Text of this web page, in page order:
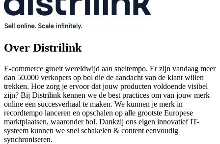
Over Distrilink
E-commerce groeit wereldwijd aan sneltempo. Er zijn vandaag meer
dan 50.000 verkopers op bol die de aandacht van de klant willen
trekken. Hoe zorg je ervoor dat jouw producten voldoende visibel
zijn? Bij Distrilink kennen we de best practices om van jouw merk
online een succesverhaal te maken. We kunnen je merk in
recordtempo lanceren en opschalen op alle grootste Europese
marktplaatsen, waaronder bol. Dankzij ons eigen innovatief IT-
systeem kunnen we snel schakelen & content eenvoudig
synchroniseren.